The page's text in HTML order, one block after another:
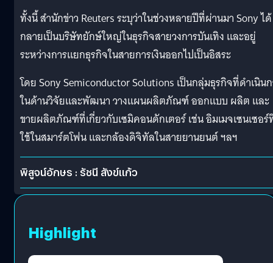
ทั้งนี้ สำนักข่าว Reuters ระบุว่าในช่วงหลายปีที่ผ่านมา Sony ได้
กลายเป็นบริษัทยักษ์ใหญ่ในธุรกิจสายวงการบันเทิง และอยู่
ระหว่างการแยกธุรกิจในสายการเงินออกไปเป็นอิสระ
โดย Sony Semiconductor Solutions เป็นกลุ่มธุรกิจที่ดำเนิน
ในด้านวิจัยและพัฒนา วางแผนผลิตภัณฑ์ ออกแบบ ผลิต และ
ขายผลิตภัณฑ์ที่เกี่ยวกับเซมิคอนดักเตอร์ เช่น อิมเมจเซนเซอร์
ใช้ในสมาร์ตโฟน และกล้องดิจิทัลในสายยานยนต์ ฯลฯ
พิสูจน์อักษร : รัชนี สังข์แก้ว
Highlight